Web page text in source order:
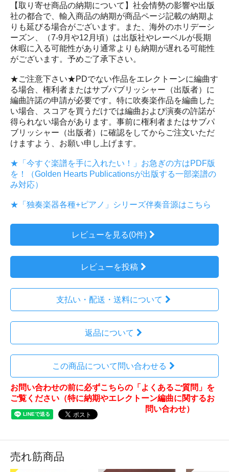
【取り寄せ商品の納期について】社会情勢の影響や出版
社の都合で、輸入商品の納期が商品ページ記載の納期よ
りも延びる場合がございます。また、海外のホリデーシ
ーズン、（7-9月や12月頃）は出版社やレーベルが長期
休暇に入る可能性があり通常よりも納期が遅れる可能性
がございます。予めご了承下さい。
★ご注意下さい★PDでない作品をエレクトーンに編曲す
る場合、権利者またはサブパブリッシャー（出版者）に
編曲許諾の申請が必要です。特に吹奏楽作品を編曲した
い場合、スコアを買うだけでは編曲および演奏の許諾が
得られない場合があります。事前に権利者またはサブパ
ブリッシャー（出版者）に確認をしてからご注文いただ
けますよう、お願い申し上げます。
★「今すぐ楽譜を手に入れたい！」お急ぎの方はPDF版
を！（Golden Hearts Publicationsが出版する一部楽譜の
み対応）
★「独奏楽器各種+ピアノ」シリーズ伴奏音源はこちら
レビューを見る(0件)
レビューを投稿
支払い・配送・送料について
返品について
この商品について問い合わせる
お問い合わせの前に必ずこちらの「よくあるご質問」を
ご覧ください（特に納期やエレクトーン編曲に関するお
問い合わせ）
売れ筋商品